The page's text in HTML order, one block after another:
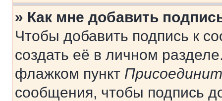
» Как мне добавить
Чтобы добавить подпись к
создать её в личном
флажком пункт
сообщения, чтобы подпись